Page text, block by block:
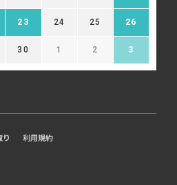
23 24 25 26
30 1 2 3
利用規約